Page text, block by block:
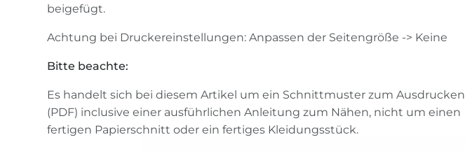
beigefügt.
Achtung bei Druckereinstellungen: Anpassen der Seitengröße -> Keine
Bitte beachte:
Es handelt sich bei diesem Artikel um ein Schnittmuster zum Ausdrucken
(PDF) inclusive einer ausführlichen Anleitung zum Nähen, nicht um einen
fertigen Papierschnitt oder ein fertiges Kleidungsstück.